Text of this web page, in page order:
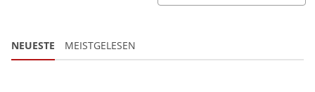
NEUESTE MEISTGELESEN